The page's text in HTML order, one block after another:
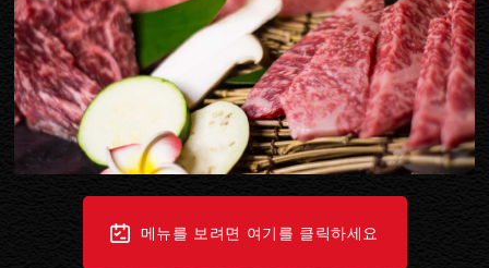
메뉴를 보려면 여기를 클릭하세요